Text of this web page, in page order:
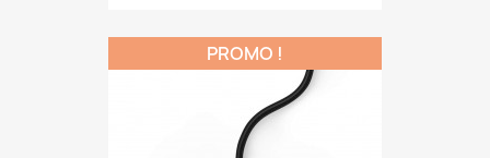
PROMO !